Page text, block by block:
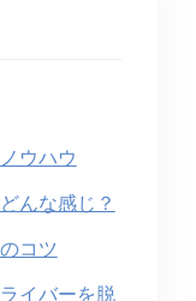
ウハウ
んな感じ？
コツ
イバーを脱